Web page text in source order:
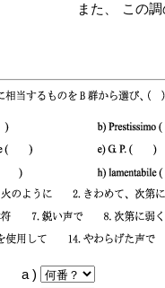
また、 この
a )